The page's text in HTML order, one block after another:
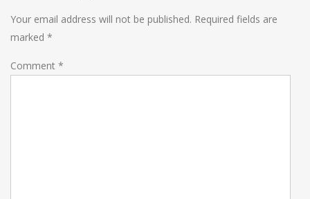
Your email address will not be published. Required fields are
marked *
Comment *